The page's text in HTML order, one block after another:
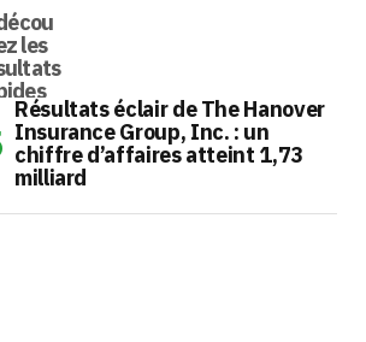
Résultats éclair de The Hanover
Insurance Group, Inc. : un
chiffre d’affaires atteint 1,73
milliard